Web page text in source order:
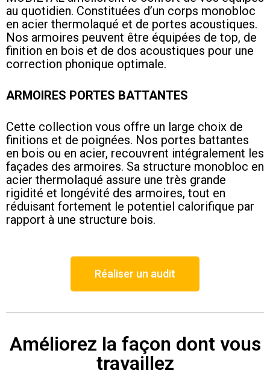
au quotidien. Constituées d’un corps monobloc
en acier thermolaqué et de portes acoustiques.
Nos armoires peuvent être équipées de top, de
finition en bois et de dos acoustiques pour une
correction phonique optimale.
ARMOIRES PORTES BATTANTES
Cette collection vous offre un large choix de
finitions et de poignées. Nos portes battantes
en bois ou en acier, recouvrent intégralement les
façades des armoires. Sa structure monobloc en
acier thermolaqué assure une très grande
rigidité et longévité des armoires, tout en
réduisant fortement le potentiel calorifique par
rapport à une structure bois.
Réaliser un audit
Améliorez la façon dont vous
travaillez